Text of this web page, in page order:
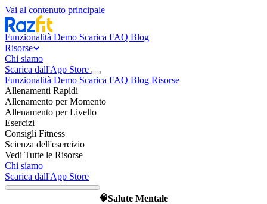
Vai al contenuto principale
Funzionalità Demo Scarica FAQ Blog
Risorse
Chi siamo
Scarica dall'App Store
Funzionalità Demo Scarica FAQ Blog Risorse
Allenamenti Rapidi
Allenamento per Momento
Allenamento per Livello
Esercizi
Consigli Fitness
Scienza dell'esercizio
Vedi Tutte le Risorse
Chi siamo
Scarica dall'App Store
🧠Salute Mentale